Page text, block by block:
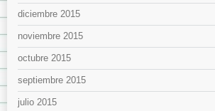
diciembre 2015
noviembre 2015
octubre 2015
septiembre 2015
julio 2015